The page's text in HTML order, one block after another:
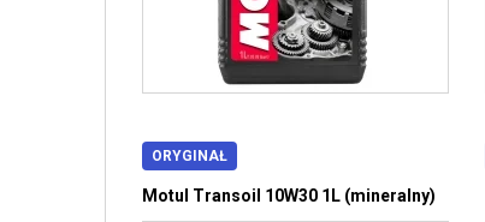
ORYGINAŁ
Motul Transoil 10W30 1L (mineralny)